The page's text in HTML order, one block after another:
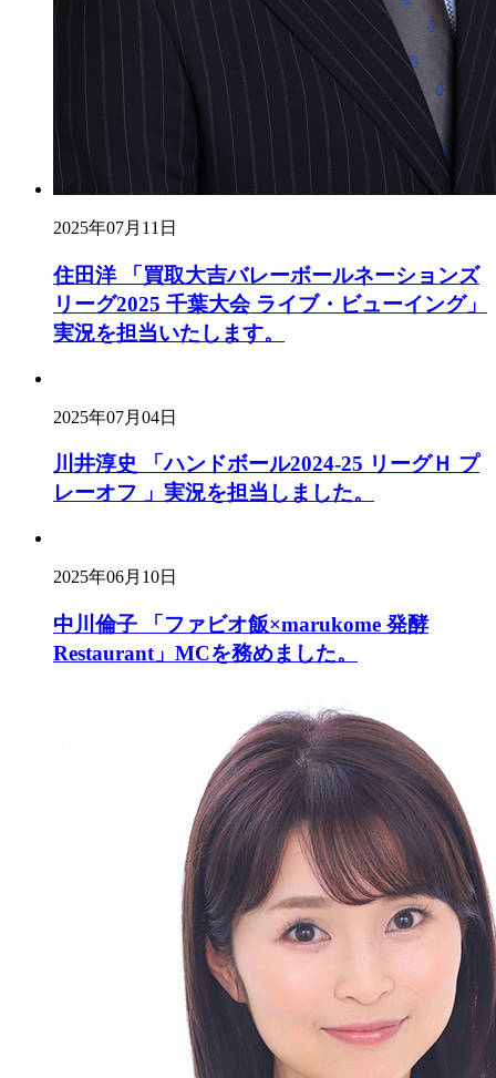
2025年07月11日
住田洋 「買取大吉バレーボールネーションズ
リーグ2025 千葉大会 ライブ・ビューイング」
実況を担当いたします。
2025年07月04日
川井淳史 「ハンドボール2024-25 リーグＨ プ
レーオフ 」実況を担当しました。
2025年06月10日
中川倫子 「ファビオ飯×marukome 発酵
Restaurant」MCを務めました。